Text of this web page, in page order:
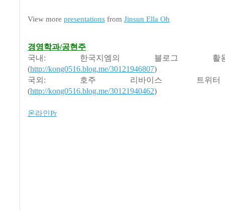
View more presentations from Jinsun Ella Oh
경영학과/공현주
국내: 한국지엠의 블로그
(http://kong0516.blog.me/30121946807)
국외: 호주 리바이스 트위
(http://kong0516.blog.me/30121940462)
온라인Pr